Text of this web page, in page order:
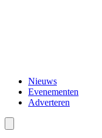
Nieuws
Evenementen
Adverteren